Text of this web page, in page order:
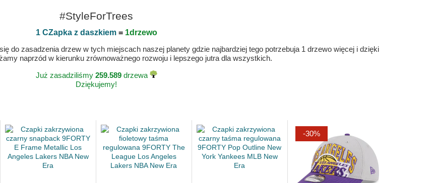
#StyleForTrees
1 CZapka z daszkiem= 1drzewo
do zasadzenia drzew w tych miejscach naszej planety gdzie najbardziej tego potrzebuja 1 drzewo więcej i dzięki
naprzód w kierunku zrównoważnego rozwoju i lepszego jutra dla wszystkich.
Już zasadziliśmy 259.589drzewa
Dziękujemy!
-30%